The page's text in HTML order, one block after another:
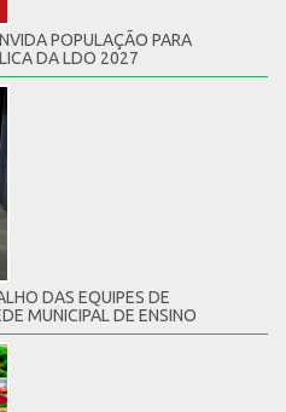
POPULAÇÃO PARA
DA LDO 2027
DAS EQUIPES DE
MUNICIPAL DE ENSINO